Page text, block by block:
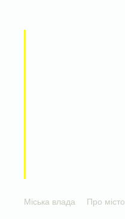
Міська влада Про місто